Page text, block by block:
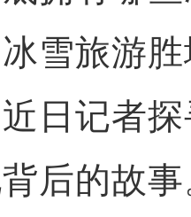
雪旅游
日记者
后的故